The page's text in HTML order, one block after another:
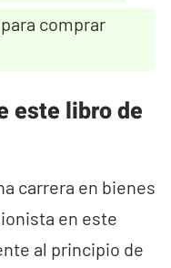
comprar
este libro de
carrera en bienes
en este
al principio de